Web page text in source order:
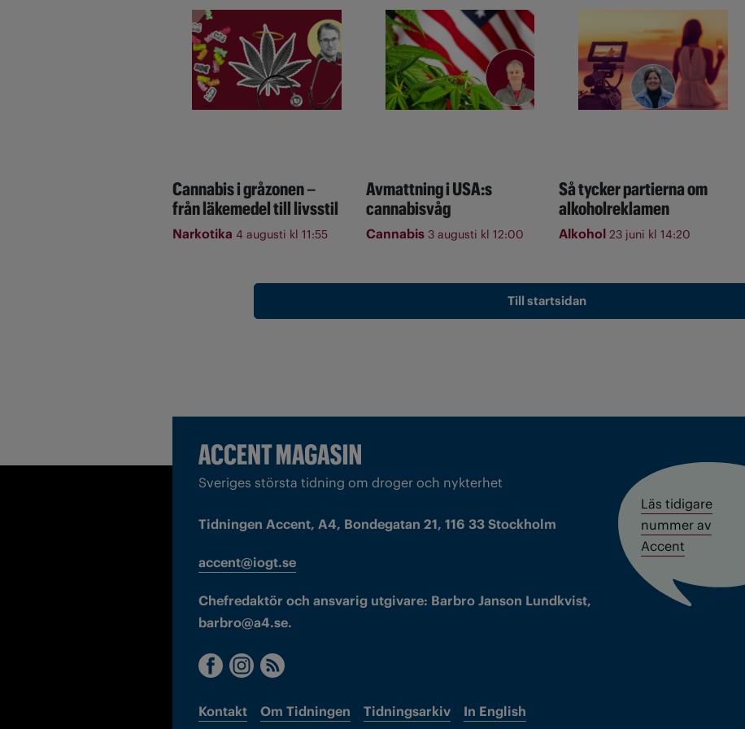
Cannabis i gråzonen –
från läkemedel till livsstil
Narkotika 4 augusti kl 11:55
Avmattning i USA:s
cannabisvåg
Cannabis 3 augusti kl 12:00
Så tycker partierna om
alkoholreklamen
Alkohol 23 juni kl 14:20
Till startsidan
Sveriges största tidning om droger och nykterhet
Tidningen Accent, A4, Bondegatan 21, 116 33 Stockholm
accent@iogt.se
Chefredaktör och ansvarig utgivare: Barbro Janson Lundkvist,
barbro@a4.se.
Kontakt Om Tidningen Tidningsarkiv In English
Läs tidigare
nummer av
Accent